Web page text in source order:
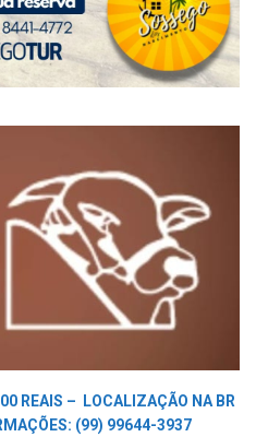
REAIS –
LOCALIZAÇÃO NA BR
(99) 99644-3937